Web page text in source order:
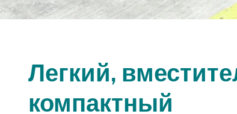
Легкий,
компактный